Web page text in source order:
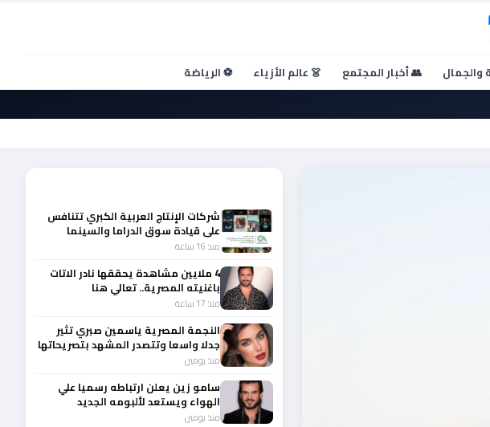
والجمال 👥 أخبار المجتمع 👗 عالم الأزياء ⚽ الرياضة
شركات الإنتاج العربية الكبري تتنافس
على قيادة سوق الدراما والسينما
والصباح في مقدمة المشهد الإقليمي
منذ 16 ساعة
4 ملايين مشاهدة يحققها نادر الاتات
باغنيته المصرية.. تعالي هنا
منذ 17 ساعة
النجمة المصرية ياسمين صبري تثير
جدلا واسعا وتتصدر المشهد بتصريحاتها
الأخيرة
منذ يومين
سامو زين يعلن ارتباطه رسميا علي
الهواء ويستعد لألبومه الجديد
منذ يومين